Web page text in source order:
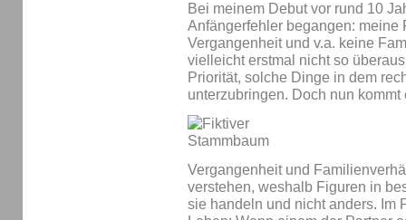
Bei meinem Debut vor rund 10
Anfängerfehler begangen: meine
Vergangenheit und v.a. keine
vielleicht erstmal nicht so
Priorität, solche Dinge in dem
unterzubringen. Doch nun
Vergangenheit und
verstehen, weshalb Figuren in
sie handeln und nicht anders. Im